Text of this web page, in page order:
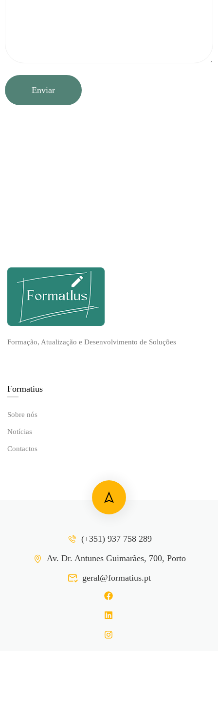
Formação, Atualização e Desenvolvimento de Soluções
Formatius
Sobre nós
Notícias
Contactos
(+351) 937 758 289
Av. Dr. Antunes Guimarães, 700, Porto
geral@formatius.pt